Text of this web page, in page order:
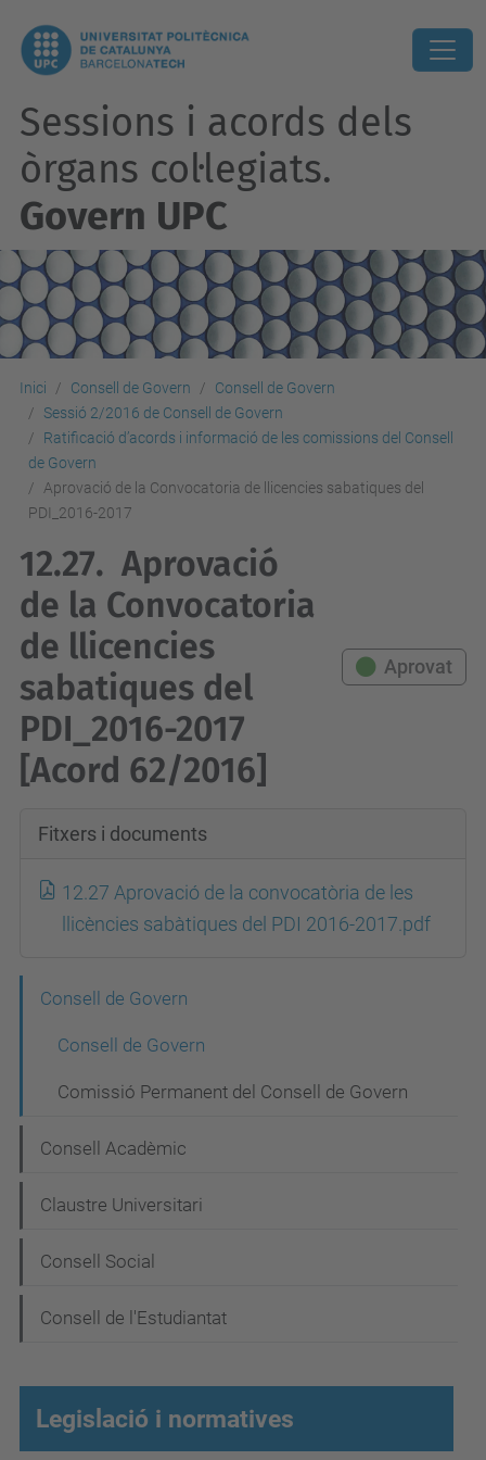
Sessions i acords dels
òrgans col·legiats.
Govern UPC
Inici Consell de Govern
Consell de Govern
Sessió 2/2016 de Consell de Govern
Ratificació d’acords i informació de les comissions del Consell
de Govern
Aprovació de la Convocatoria de llicencies sabatiques del
PDI_2016-2017
12.27. Aprovació
de la Convocatoria
de llicencies
sabatiques del
PDI_2016-2017
[Acord 62/2016]
Aprovat
Fitxers i documents
12.27 Aprovació de la convocatòria de les
llicències sabàtiques del PDI 2016-2017.pdf
e
a
c
ó
Consell de Govern
Consell de Govern
Comissió Permanent del Consell de Govern
Consell Acadèmic
Claustre Universitari
Consell Social
Consell de l'Estudiantat
Legislació i normatives